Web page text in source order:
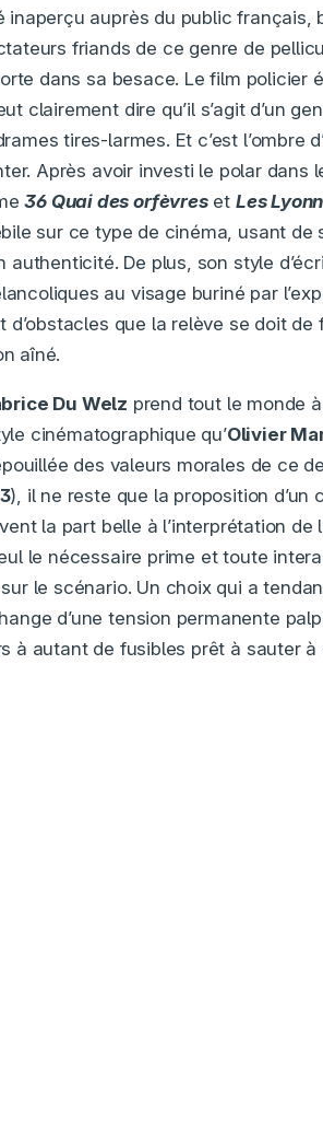
inaperçu auprès du public français,
friands de ce genre de
dans sa besace. Le film
clairement dire qu’il s’agit d’un
tires-larmes. Et c’est l’ombre
Après avoir investi le polar
36 Quai des orfèvreset Les
sur ce type de cinéma, usant
authenticité. De plus, son style
au visage buriné par
d’obstacles que la relève se doit
aîné.
Du Welz prend tout le monde
cinématographique qu’Olivier
des valeurs morales de ce
), il ne reste que la proposition
la part belle à l’interprétation de
le nécessaire prime et toute
le scénario. Un choix qui a
d’une tension permanente
à autant de fusibles prêt à sauter